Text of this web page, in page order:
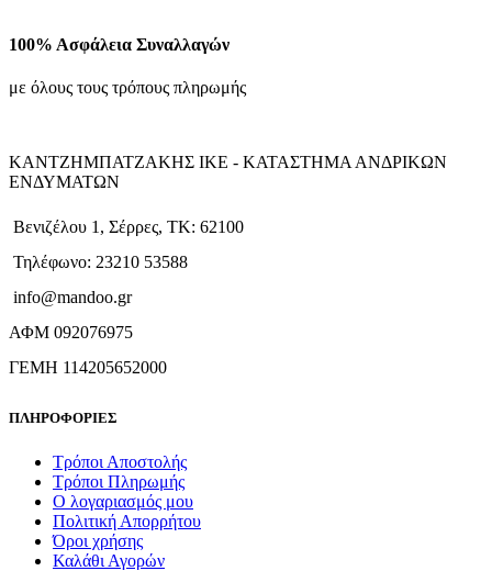
100% Ασφάλεια Συναλλαγών
με όλους τους τρόπους πληρωμής
ΚΑΝΤΖΗΜΠΑΤΖΑΚΗΣ ΙΚΕ - ΚΑΤΑΣΤΗΜΑ ΑΝΔΡΙΚΩΝ
ΕΝΔΥΜΑΤΩΝ
Βενιζέλου 1, Σέρρες, ΤΚ: 62100
Τηλέφωνο: 23210 53588
info@mandoo.gr
ΑΦΜ 092076975
ΓΕΜΗ 114205652000
ΠΛΗΡΟΦΟΡΙΕΣ
Τρόποι Αποστολής
Τρόποι Πληρωμής
Ο λογαριασμός μου
Πολιτική Απορρήτου
Όροι χρήσης
Καλάθι Αγορών